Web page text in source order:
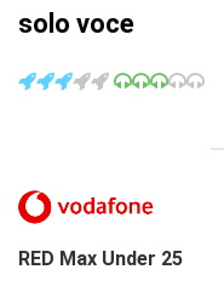
solo voce
RED Max Under 25